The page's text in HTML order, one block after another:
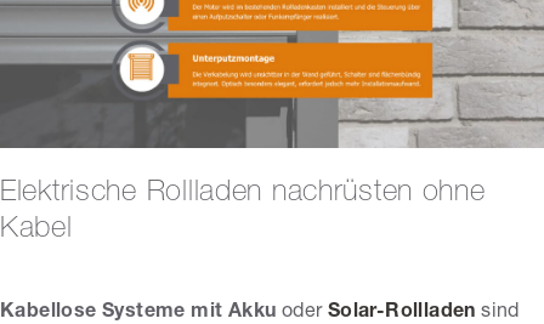
Elektrische Rollladen nachrüsten ohne
Kabel
Kabellose Systeme mit Akku oder Solar-Rollladen sind